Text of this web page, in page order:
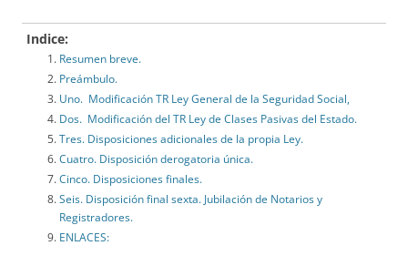
Indice:
Resumen breve.
Preámbulo.
Uno. Modificación TR Ley General de la Seguridad Social,
Dos. Modificación del TR Ley de Clases Pasivas del Estado.
Tres. Disposiciones adicionales de la propia Ley.
Cuatro. Disposición derogatoria única.
Cinco. Disposiciones finales.
Seis. Disposición final sexta. Jubilación de Notarios y
Registradores.
ENLACES: